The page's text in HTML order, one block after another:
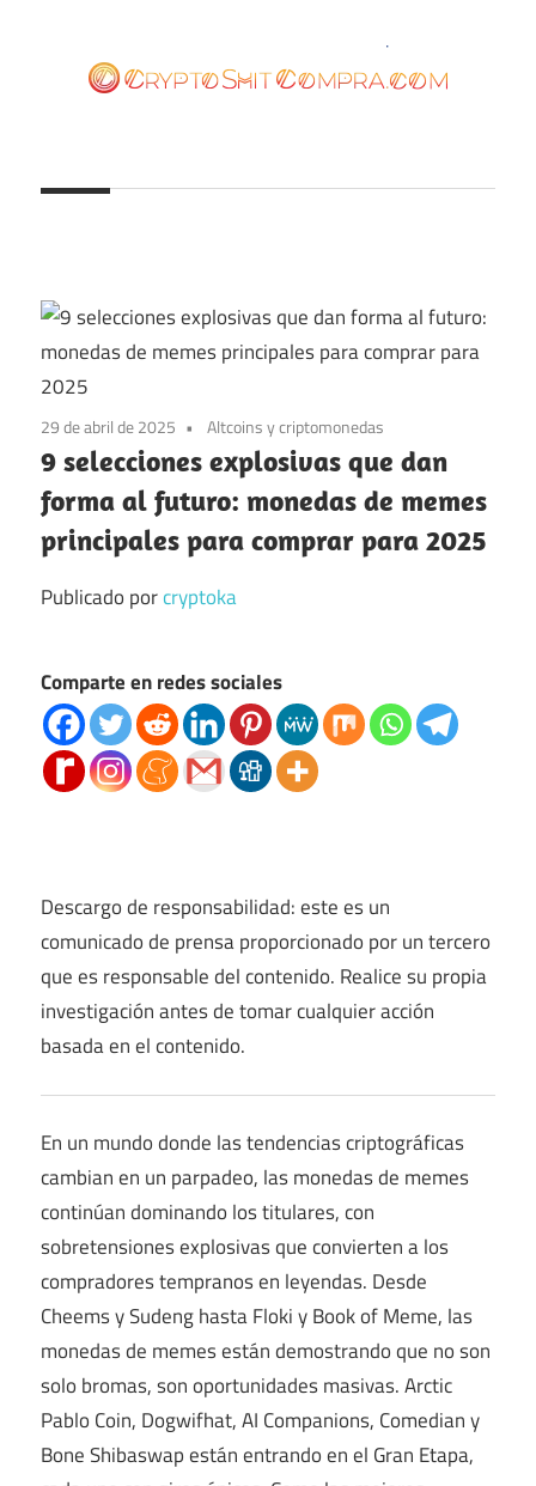
contenido
29 de abril de 2025 Altcoins y criptomonedas
9 selecciones explosivas que dan
forma al futuro: monedas de memes
principales para comprar para 2025
Publicado porcryptoka
Comparte en redes sociales
Descargo de responsabilidad: este es un
comunicado de prensa proporcionado por un tercero
que es responsable del contenido. Realice su propia
investigación antes de tomar cualquier acción
basada en el contenido.
En un mundo donde las tendencias criptográficas
cambian en un parpadeo, las monedas de memes
continúan dominando los titulares, con
sobretensiones explosivas que convierten a los
compradores tempranos en leyendas. Desde
Cheems y Sudeng hasta Floki y Book of Meme, las
monedas de memes están demostrando que no son
solo bromas, son oportunidades masivas. Arctic
Pablo Coin, Dogwifhat, AI Companions, Comedian y
Bone Shibaswap están entrando en el Gran Etapa,